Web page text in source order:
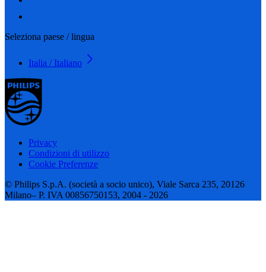
Seleziona paese / lingua
Italia / Italiano
Privacy
Condizioni di utilizzo
Cookie Preferenze
© Philips S.p.A. (società a socio unico), Viale Sarca 235, 20126
Milano– P. IVA 00856750153, 2004 - 2026